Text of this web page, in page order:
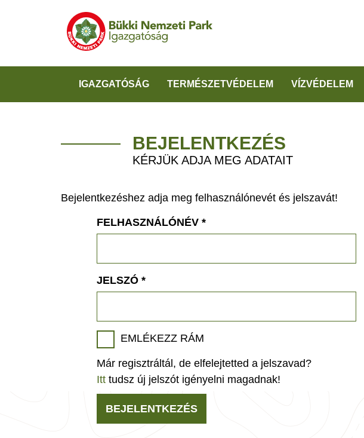
IGAZGATÓSÁG TERMÉSZETVÉDELEM VÍZVÉDELEM
BEJELENTKEZÉS
KÉRJÜK ADJA MEG ADATAIT
Bejelentkezéshez adja meg felhasználónevét és jelszavát!
FELHASZNÁLÓNÉV *
JELSZÓ *
EMLÉKEZZ RÁM
Már regisztráltál, de elfelejtetted a jelszavad?
Itt tudsz új jelszót igényelni magadnak!
BEJELENTKEZÉS